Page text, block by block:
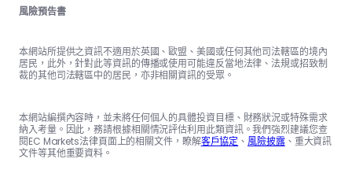
風險預告書
本網站所提供之資訊不適用於英國、歐盟、美國或任何其他司法轄區的境內
居民，此外，針對此等資訊的傳播或使用可能違反當地法律、法規或招致制
裁的其他司法轄區中的居民，亦非相關資訊的受眾。
本網站編撰內容時，並未將任何個人的具體投資目標、財務狀況或特殊需求
納入考量。因此，務請根據相關情況評估利用此類資訊。我們強烈建議您查
閱EC Markets法律頁面上的相關文件，瞭解客戶協定 、風險披露、重大資訊
文件等其他重要資料。